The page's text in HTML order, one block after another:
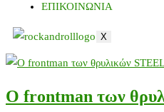
ΕΠΙΚΟΙΝΩΝΙΑ
X
O frontman των